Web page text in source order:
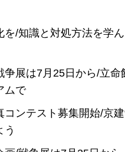
を/知識と対処方法を学
争展は7月25日から/立命
ムで
コンテスト募集開始/京
う